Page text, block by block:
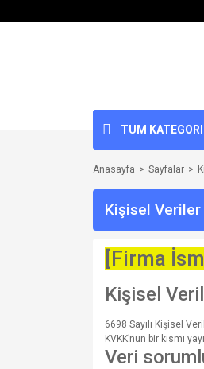
TUM
Anasayfa Sayfalar
Kişisel Veriler
[Firma
Kişisel
6698 Sayılı Kişisel
KVKK’nun bir kısmı
Veri